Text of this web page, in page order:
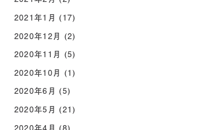
2021年1月 (17)
2020年12月 (2)
2020年11月 (5)
2020年10月 (1)
2020年6月 (5)
2020年5月 (21)